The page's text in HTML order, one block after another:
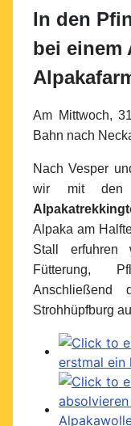
In den
bei einem
Am Mittwoch,
Bahn nach
Nach Vesper
wir mit den
Alpaka am
Stall erfuhren
Fütterung,
Strohhüpfburg